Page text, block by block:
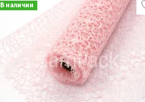
В наличии